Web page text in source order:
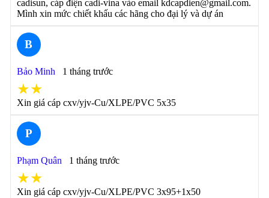
cadisun, cáp điện cadi-vina vào email kdcapdien@gmail.com.
Mình xin mức chiết khấu các hãng cho đại lý và dự án
B
Bảo Minh 1 tháng trước
★★
Xin giá cáp cxv/yjv-Cu/XLPE/PVC 5x35
P
Phạm Quân 1 tháng trước
★★
Xin giá cáp cxv/yjv-Cu/XLPE/PVC 3x95+1x50